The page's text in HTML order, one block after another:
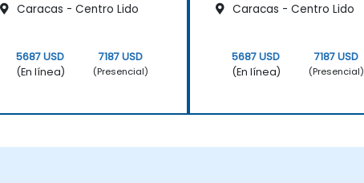
Caracas - Centro Lido
5687 USD
(En línea)
7187 USD
(Presencial)
Caracas - Centro Lido
5687 USD
(En línea)
7187 USD
(Presencial)